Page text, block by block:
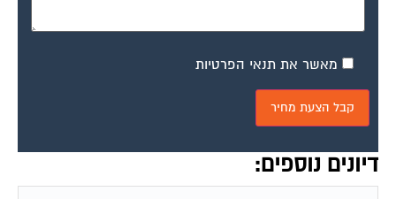
מאשר את תנאי הפרטיות
דיונים נוספים: